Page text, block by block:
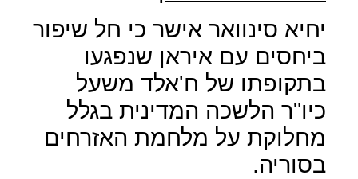
יחיא סינוואר אישר כי חל שיפור
ביחסים עם איראן שנפגעו
בתקופתו של ח'אלד משעל
כיו"ר הלשכה המדינית בגלל
מחלוקת על מלחמת האזרחים
בסוריה.